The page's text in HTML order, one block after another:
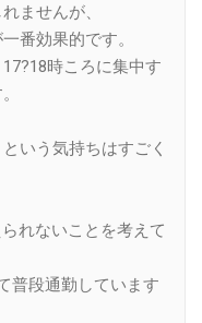
ませんが、
番効果的です。
時ころに集中す
いう気持ちはすごく
れないことを考えて
普段通勤しています